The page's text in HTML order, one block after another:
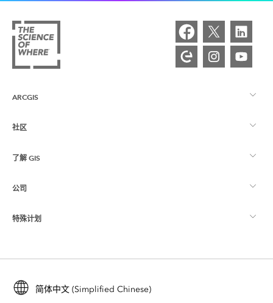
ARCGIS
ArcGIS 概览
制图
社区
Esri 社区
ArcGIS 博客
Esri 年轻专家关系网
了解 GIS
什么是 GIS？
位置智能
培训
ArcUser
公司
关于 Esri
招贤纳士
特殊计划
ArcGIS for Student Use
简体中文 (Simplified Chinese)